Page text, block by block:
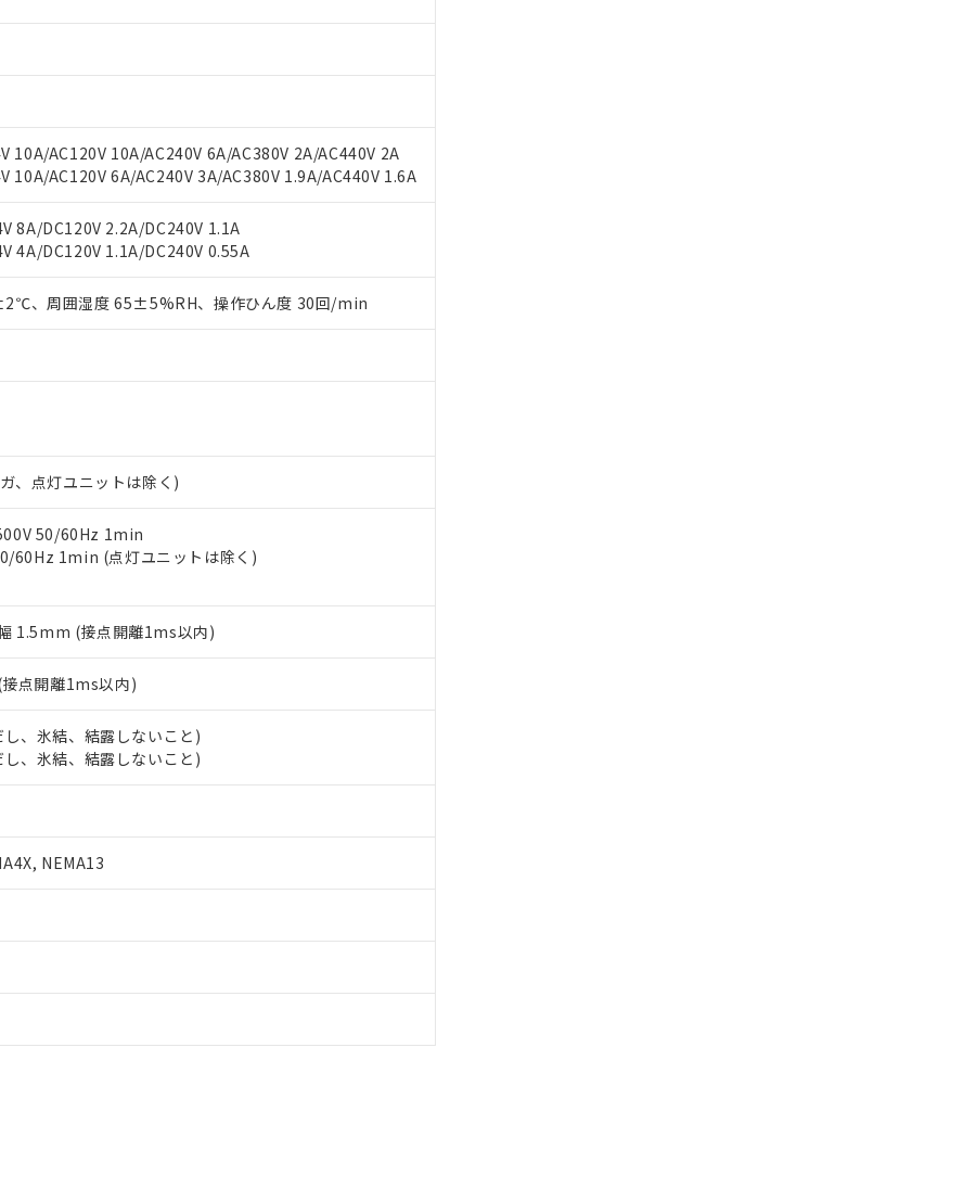
10A/AC120V 10A/AC240V 6A/AC380V 2A/AC440V 2A
10A/AC120V 6A/AC240V 3A/AC380V 1.9A/AC440V 1.6A
8A/DC120V 2.2A/DC240V 1.1A
4A/DC120V 1.1A/DC240V 0.55A
、周囲湿度 65±5%RH、操作ひん度 30回/min
、点灯ユニットは除く)
50/60Hz 1min
60Hz 1min (点灯ユニットは除く)
1.5mm (接点開離1ms以内)
点開離1ms以内)
、氷結、結露しないこと)
、氷結、結露しないこと)
NEMA13
社制御機器事業取扱商品の当社在庫状況および標準価格(税抜)を提供させていただ
取扱商品の中には、本サービスの対象外となる商品もあることをご了承ください。
よび標準価格はお客様のお取引先、またはお客様担当のオムロン制御機器販売店・
相談ください。
準価格結果を当社の事前の承諾なく第三者に漏洩または開示しないようお願いしま
部品リスト作成サービス）をご利用いただくには、I-Webメンバーズにご登録され
ります。
サイト上で当社にご登録された部品リストについて、当社および当社の共同利用者
サービスに関するお客様との取引・商談に必要な範囲で利用することをご了承くだ
す。
ル) (DEHP)(別名：DOP) 1000ppm以下、フタル酸ブチルベンジル（BBP） 1000ppm以下、フタル酸ジブチ
フタル酸ジイソブチル (DIBP) 1000ppm以下
視および制御機器に対する適用除外項目は除く。
については閾値を超える意図的な使用がないことを確認しています。
況などにより、予定月が前後することがあります。
ウンロード
）の非含有証明書
（当社基準）
で非含有を証明するもので、過去に遡って非含有を証明するものではありません。
タル酸エステル類４物質の対応では、対応完了までの期間は出荷製品に未対応品が
欄に対応日を記載しておりました。
の在庫切替を完了していることから、特段のことがない限り、2022年1月12日よ
含有率が中国RoHSの基準値を超えていることを示します。
) : 1000ppm、 Cd(カドミウム) : 100ppm、
ルヘキシル)) : 1000ppm
限
物質）のすべてが基準値以下であることを示します。
当社販売部門へお問い合わせください。
社製品のうち、外国為替および外国貿易法に定める商品（以下｢規制貨物等」とい
きをとります。
、核兵器、ミサイル、化学兵器、生物兵器またはその他武器並びにこれらの製造装
いたしません。
を第三者に販売する場合は、上記1、2および3の内容を当該第三者に通知します。
満たないが在庫あり
新の在庫状況については、お客様のお取引先、またはお客様担当のオムロン制御
・当社販売員にご確認ください)
、また在庫状況の情報を公開していない機種